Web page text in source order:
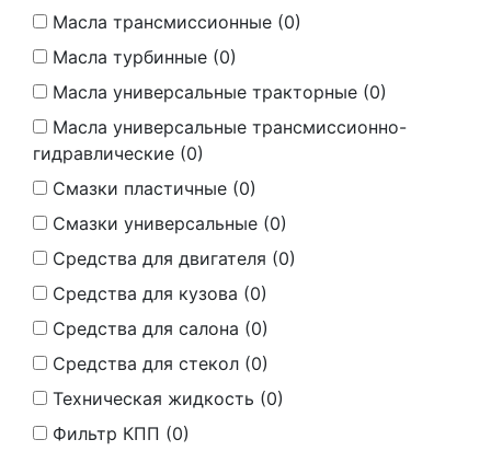
Масла трансмиссионные (0)
Масла турбинные (0)
Масла универсальные тракторные (0)
Масла универсальные трансмиссионно-
гидравлические (0)
Смазки пластичные (0)
Смазки универсальные (0)
Средства для двигателя (0)
Средства для кузова (0)
Средства для салона (0)
Средства для стекол (0)
Техническая жидкость (0)
Фильтр КПП (0)